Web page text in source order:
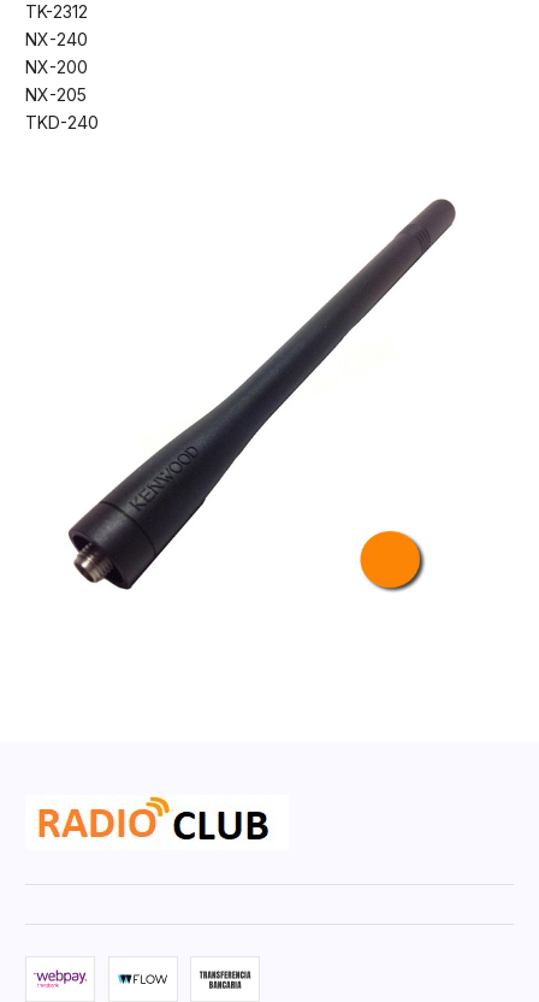
TK-2312
NX-240
NX-200
NX-205
TKD-240